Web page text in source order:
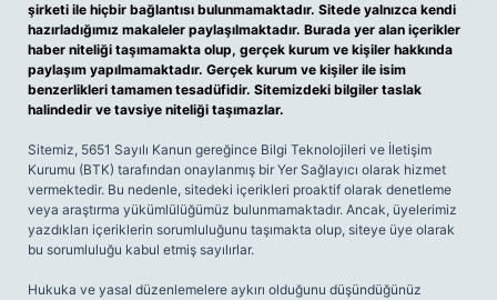
şirketi ile hiçbir bağlantısı bulunmamaktadır. Sitede yalnızca kendi
hazırladığımız makaleler paylaşılmaktadır. Burada yer alan içerikler
haber niteliği taşımamakta olup, gerçek kurum ve kişiler hakkında
paylaşım yapılmamaktadır. Gerçek kurum ve kişiler ile isim
benzerlikleri tamamen tesadüfidir. Sitemizdeki bilgiler taslak
halindedir ve tavsiye niteliği taşımazlar.
Sitemiz, 5651 Sayılı Kanun gereğince Bilgi Teknolojileri ve İletişim
Kurumu (BTK) tarafından onaylanmış bir Yer Sağlayıcı olarak hizmet
vermektedir. Bu nedenle, sitedeki içerikleri proaktif olarak denetleme
veya araştırma yükümlülüğümüz bulunmamaktadır. Ancak, üyelerimiz
yazdıkları içeriklerin sorumluluğunu taşımakta olup, siteye üye olarak
bu sorumluluğu kabul etmiş sayılırlar.
Hukuka ve yasal düzenlemelere aykırı olduğunu düşündüğünüz